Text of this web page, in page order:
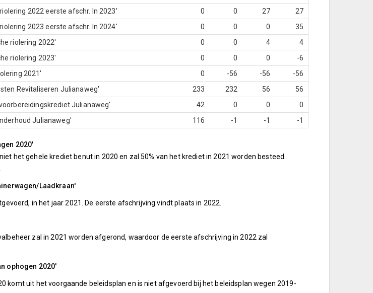
2022 eerste afschr. In 2023'
0 0 27
27
2023 eerste afschr. In 2024'
0 0 0
35
riolering 2022'
0 0 4
4
riolering 2023'
0 0 0
-6
2021'
0 -56 -56
-56
Revitaliseren Julianaweg'
233 232 56
56
Julianaweg'
42 0 0
0
Julianaweg'
116 -1 -1 -1
2020'
het gehele krediet benut in 2020 en zal 50% van het krediet in 2021 worden besteed.
Laadkraan'
in het jaar 2021. De eerste afschrijving vindt plaats in 2022.
zal in 2021 worden afgerond, waardoor de eerste afschrijving in 2022 zal
ophogen 2020'
komt uit het voorgaande beleidsplan en is niet afgevoerd bij het beleidsplan wegen 2019-